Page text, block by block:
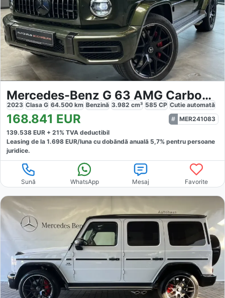
Mercedes-Benz G 63 AMG Carbon Designo
2023 Clasa G 64.500 km Benzină 3.982 cm³ 585 CP Cutie automată
168.841 EUR
MER241083
139.538 EUR + 21% TVA deductibil
Leasing de la 1.698 EUR/luna cu dobăndă anuală 5,7% pentru persoane
juridice.
Sună WhatsApp Mesaj Favorite